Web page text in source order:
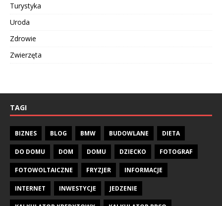
Turystyka
Uroda
Zdrowie
Zwierzęta
TAGI
BIZNES BLOG BMW BUDOWLANE DIETA
DO DOMU DOM DOMU DZIECKO FOTOGRAF
FOTOWOLTAICZNE FRYZJER INFORMACJE
INTERNET INWESTYCJE JEDZENIE